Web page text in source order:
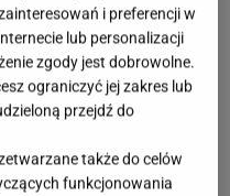
i preferencji w
lub personalizacji
zgody jest dobrowolne.
ograniczyć jej zakres lub
przejdź do
także do celów
funkcjonowania